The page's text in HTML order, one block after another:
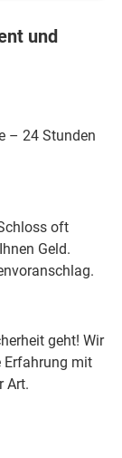
und
– 24 Stunden
oft
Geld.
geht! Wir
Erfahrung mit
Art.